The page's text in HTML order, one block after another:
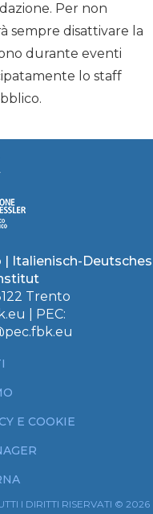
Per non
sempre disattivare la
durante eventi
lo staff
Italienisch-Deutsches
Trento
| PEC:
E COOKIE
I DIRITTI RISERVATI © 2026